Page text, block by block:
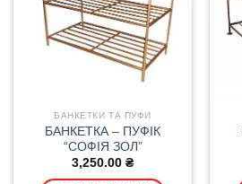
БАНКЕТКИ ТА ПУФИ
БАНКЕТКА – ПУФІК
“СОФІЯ ЗОЛ”
3,250.00 ₴